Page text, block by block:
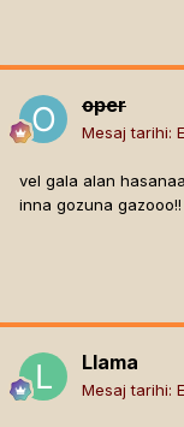
oper
Mesaj tarihi:
vel gala alan
inna gozuna gazooo!!
Llama
Mesaj tarihi: